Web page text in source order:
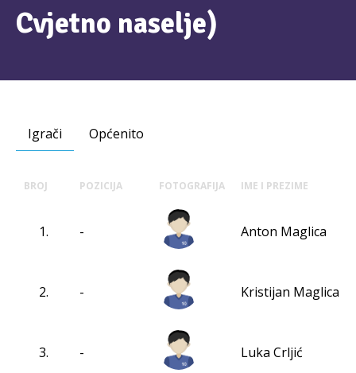
Cvjetno naselje)
Igrači Općenito
BROJ POZICIJA FOTOGRAFIJA IME I PREZIME
1. - Anton Maglica
2. - Kristijan Maglica
3. - Luka Crljić